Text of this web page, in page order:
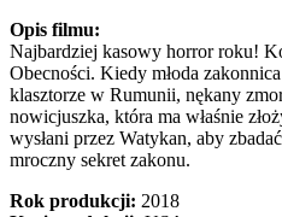
Opis filmu:
Najbardziej kasowy horror roku!
Obecności. Kiedy młoda
klasztorze w Rumunii, nękany
nowicjuszka, która ma właśnie
wysłani przez Watykan, aby
mroczny sekret zakonu.
Rok produkcji: 2018